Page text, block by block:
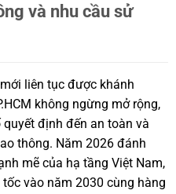
và nhu cầu sử
liên tục được khánh
không ngừng mở rộng,
định đến an toàn và
thông. Năm 2026 đánh
mẽ của hạ tầng Việt Nam,
vào năm 2030 cùng hàng